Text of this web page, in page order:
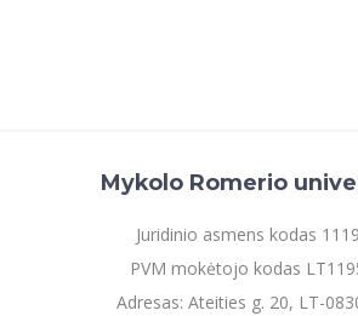
Mykolo Romerio
Juridinio asmens kodas
PVM mokėtojo kodas
Adresas: Ateities g. 20, LT-